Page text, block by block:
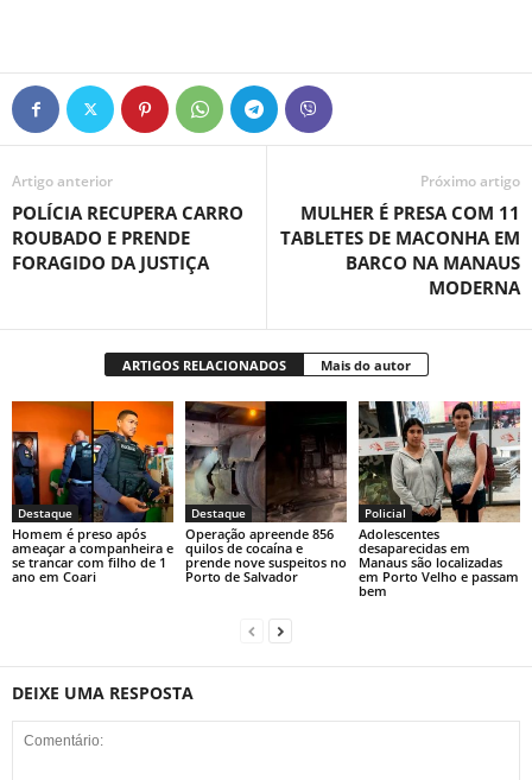
Artigo anterior
POLÍCIA RECUPERA CARRO
ROUBADO E PRENDE
FORAGIDO DA JUSTIÇA
Próximo artigo
MULHER É PRESA COM 11
TABLETES DE MACONHA EM
BARCO NA MANAUS
MODERNA
ARTIGOS RELACIONADOS Mais do autor
Destaque
Homem é preso após
ameaçar a companheira e
se trancar com filho de 1
ano em Coari
Destaque
Operação apreende 856
quilos de cocaína e
prende nove suspeitos no
Porto de Salvador
Policial
Adolescentes
desaparecidas em
Manaus são localizadas
em Porto Velho e passam
bem
DEIXE UMA RESPOSTA